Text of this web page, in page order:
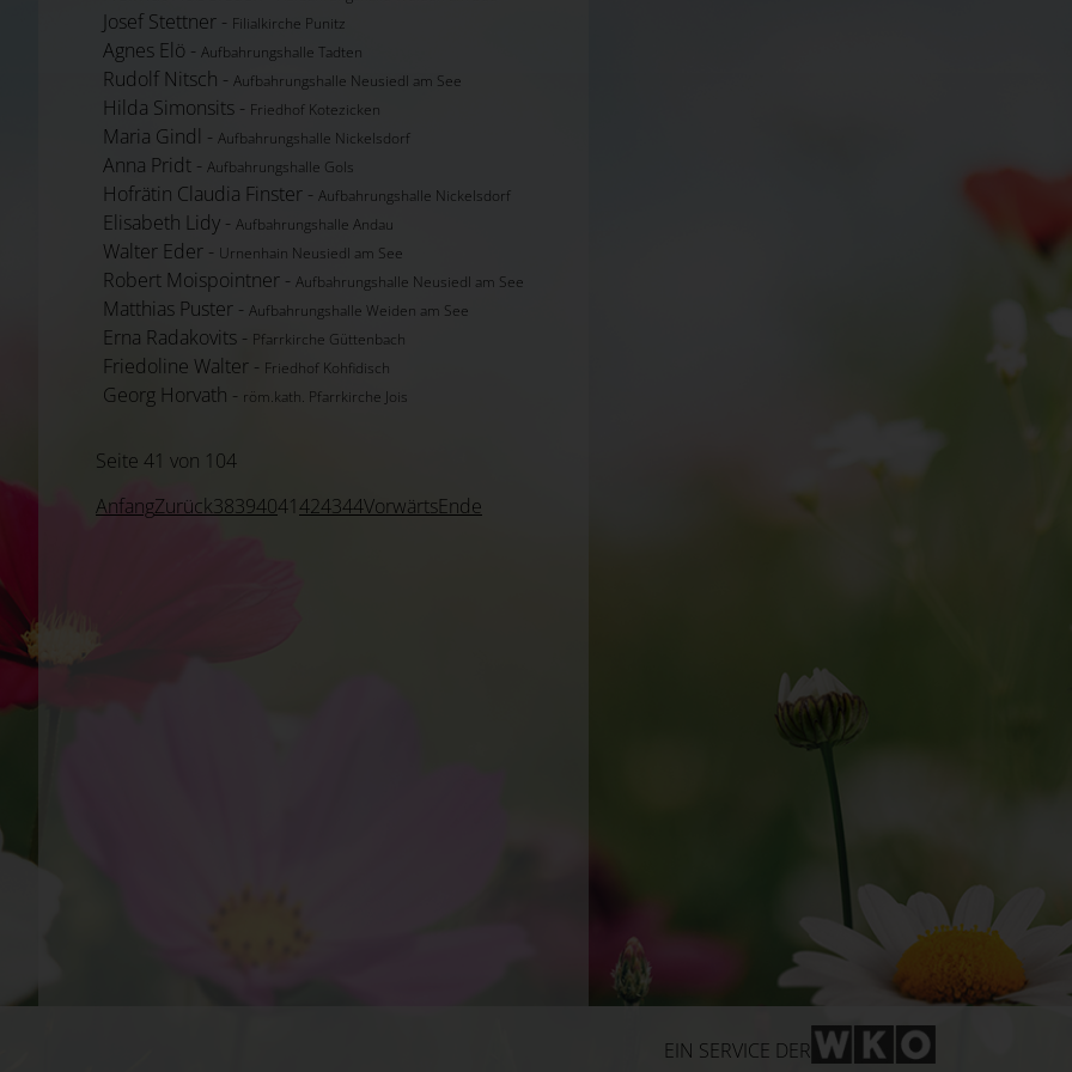
Josef Stettner - Filialkirche Punitz
Agnes Elö - Aufbahrungshalle Tadten
Rudolf Nitsch - Aufbahrungshalle Neusiedl am See
Hilda Simonsits - Friedhof Kotezicken
Maria Gindl - Aufbahrungshalle Nickelsdorf
Anna Pridt - Aufbahrungshalle Gols
Hofrätin Claudia Finster - Aufbahrungshalle Nickelsdorf
Elisabeth Lidy - Aufbahrungshalle Andau
Walter Eder - Urnenhain Neusiedl am See
Robert Moispointner - Aufbahrungshalle Neusiedl am See
Matthias Puster - Aufbahrungshalle Weiden am See
Erna Radakovits - Pfarrkirche Güttenbach
Friedoline Walter - Friedhof Kohfidisch
Georg Horvath - röm.kath. Pfarrkirche Jois
Seite 41 von 104
AnfangZurück38394041424344VorwärtsEnde
EIN SERVICE DERWKO-Link